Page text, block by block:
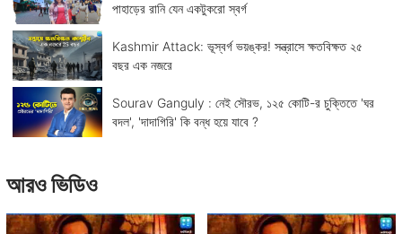
পাহাড়ের রানি যেন একটুকরো স্বর্গ
Kashmir Attack: ভূস্বর্গ ভয়ঙ্কর! সন্ত্রাসে ক্ষতবিক্ষত ২৫
বছর এক নজরে
Sourav Ganguly : নেই সৌরভ, ১২৫ কোটি-র চুক্তিতে 'ঘর
বদল', 'দাদাগিরি' কি বন্ধ হয়ে যাবে ?
আরও ভিডিও